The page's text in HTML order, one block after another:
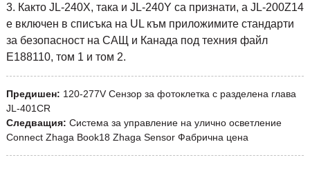
3. Както JL-240X, така и JL-240Y са признати, а JL-200Z14
е включен в списъка на UL към приложимите стандарти
за безопасност на САЩ и Канада под техния файл
E188110, том 1 и том 2.
Предишен: 120-277V Сензор за фотоклетка с разделена глава
JL-401CR
Следващия: Система за управление на улично осветление
Connect Zhaga Book18 Zhaga Sensor Фабрична цена